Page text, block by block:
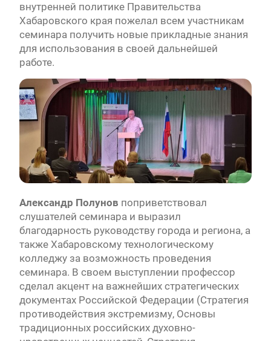
внутренней политике Правительства
Хабаровского края пожелал всем участникам
семинара получить новые прикладные знания
для использования в своей дальнейшей
работе.
Александр Полунов поприветствовал
слушателей семинара и выразил
благодарность руководству города и региона, а
также Хабаровскому технологическому
колледжу за возможность проведения
семинара. В своем выступлении профессор
сделал акцент на важнейших стратегических
документах Российской Федерации (Стратегия
противодействия экстремизму, Основы
традиционных российских духовно-